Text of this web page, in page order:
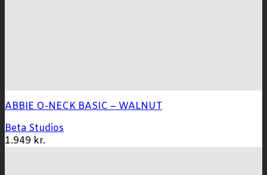
ABBIE O-NECK BASIC – WALNUT
Beta Studios
1.949 kr.